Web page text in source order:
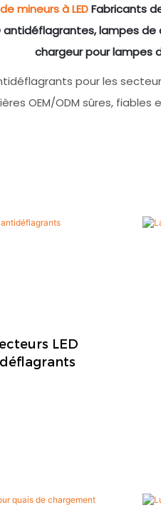
mineurs à LEDFabricants
lampes de
chargeur pour lampes
pour les
OEM/ODM sûres,
LED